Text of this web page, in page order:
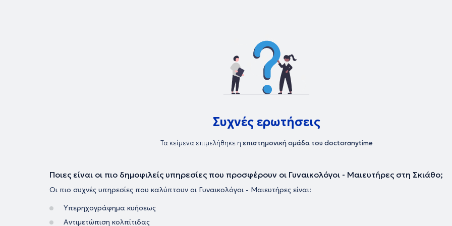
Συχνές ερωτήσεις
Τα κείμενα επιμελήθηκε η επιστημονική ομάδα του doctoranytime
Ποιες είναι οι πιο δημοφιλείς υπηρεσίες που προσφέρουν οι Γυναικολόγοι - Μαιευτήρες στη Σκιάθο;
Οι πιο συχνές υπηρεσίες που καλύπτουν οι Γυναικολόγοι - Μαιευτήρες είναι:
Υπερηχογράφημα κυήσεως
Αντιμετώπιση κολπίτιδας